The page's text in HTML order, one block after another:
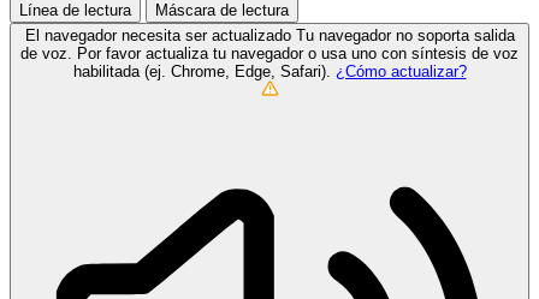
Línea de lectura
Máscara de lectura
El navegador necesita ser actualizado Tu navegador no soporta salida
de voz. Por favor actualiza tu navegador o usa uno con síntesis de voz
habilitada (ej. Chrome, Edge, Safari). ¿Cómo actualizar?